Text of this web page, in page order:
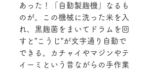
あった！「自動製麹機」なるも
のが。この機械に洗った米を入
れ、黒麹菌をまいてドラムを回
すと”こうじ”が文字通り自動で
できる。カチャイやマジンやテ
イーミという昔ながらの手作業